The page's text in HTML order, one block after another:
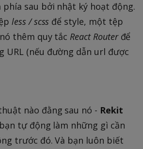
phía sau bởi nhật ký hoạt động.
less / scss để style, một tệp
thêm quy tắc React Routerđể
URL (nếu đường dẫn url được
nào đằng sau nó - Rekit
tự động làm những gì cần
trước đó. Và bạn luôn biết